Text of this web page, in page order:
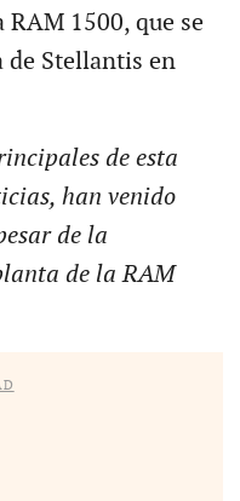
1500, que se
de Stellantis en
de esta
han venido
de la
de la RAM